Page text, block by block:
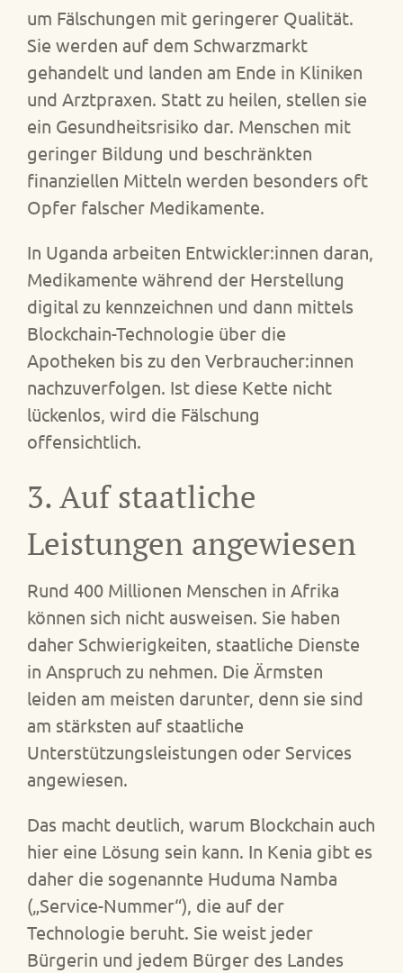
um Fälschungen mit geringerer Qualität.
Sie werden auf dem Schwarzmarkt
gehandelt und landen am Ende in Kliniken
und Arztpraxen. Statt zu heilen, stellen sie
ein Gesundheitsrisiko dar. Menschen mit
geringer Bildung und beschränkten
finanziellen Mitteln werden besonders oft
Opfer falscher Medikamente.
In Uganda arbeiten Entwickler:innen daran,
Medikamente während der Herstellung
digital zu kennzeichnen und dann mittels
Blockchain-Technologie über die
Apotheken bis zu den Verbraucher:innen
nachzuverfolgen. Ist diese Kette nicht
lückenlos, wird die Fälschung
offensichtlich.
3. Auf staatliche
Leistungen angewiesen
Rund 400 Millionen Menschen in Afrika
können sich nicht ausweisen. Sie haben
daher Schwierigkeiten, staatliche Dienste
in Anspruch zu nehmen. Die Ärmsten
leiden am meisten darunter, denn sie sind
am stärksten auf staatliche
Unterstützungsleistungen oder Services
angewiesen.
Das macht deutlich, warum Blockchain auch
hier eine Lösung sein kann. In Kenia gibt es
daher die sogenannte Huduma Namba
(„Service-Nummer“), die auf der
Technologie beruht. Sie weist jeder
Bürgerin und jedem Bürger des Landes